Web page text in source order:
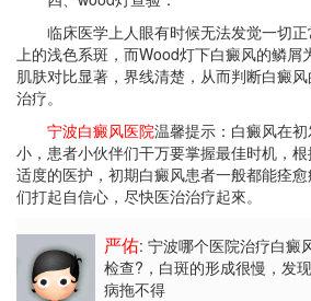
临床医学上人眼有时候无法发觉一切正
上的浅色系斑，而Wood灯下白癜风的鳞屑
肌肤对比显著，界线清楚，从而判断白癜
治疗。
宁波白癜风医院温馨提示：白癜风在
小，患者小伙伴们干万要掌握最佳时机，
适度的医护，初期白癜风患者一般都能痊
们打起自信心，尽快医治治疗起來。
严佑: 宁波哪个医院治疗白癜
检查? ，白斑的形成很慢，发
病拖不得